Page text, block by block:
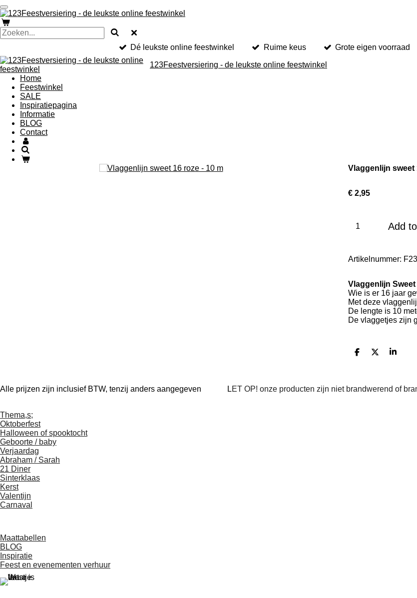
Ga
direct
naar
de
Dé leukste online feestwinkel Ruime keus Grote eigen voorraad
123Feestversiering - de leukste online feestwinkel
Home
Feestwinkel
SALE
Inspiratiepagina
Informatie
BLOG
Contact
Vlaggenlijn sweet
€ 2,95
Add
Artikelnummer:
Vlaggenlijn Sweet
Wie is er 16 jaar
Met deze
De lengte is 10
De vlaggetjes zijn
D
n
D
S
e
Alle prijzen zijn inclusief BTW, tenzij anders aangegeven LET OP! onze producten zijn niet brandwerend of
Thema,s;
Oktoberfest
Halloween of spooktocht
Geboorte / baby
Verjaardag
Abraham / Sarah
21 Diner
Sinterklaas
Kerst
Valentijn
Carnaval
Maattabellen
BLOG
Inspiratie
Feest en evenementen verhuur